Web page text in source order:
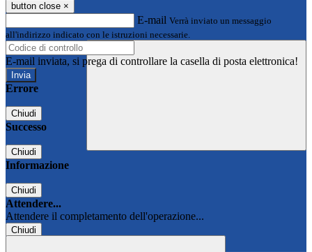
button close ×
E-mail Verrà inviato un messaggio
all'indirizzo indicato con le istruzioni necessarie.
E-mail inviata, si prega di controllare la casella di posta elettronica!
Errore
Chiudi
Successo
Chiudi
Informazione
Chiudi
Attendere...
Attendere il completamento dell'operazione...
Chiudi